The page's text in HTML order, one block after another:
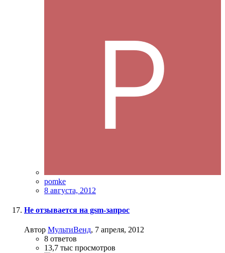
pomke
8 августа, 2012
Не отзывается на gsm-запрос
Автор МультиВенд, 7 апреля, 2012
8 ответов
13,7 тыс просмотров